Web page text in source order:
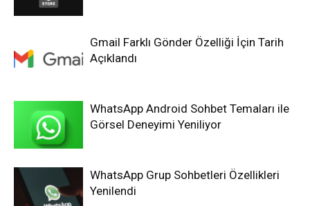
Gmail Farklı Gönder Özelliği İçin Tarih
Açıklandı
WhatsApp Android Sohbet Temaları ile
Görsel Deneyimi Yeniliyor
WhatsApp Grup Sohbetleri Özellikleri
Yenilendi